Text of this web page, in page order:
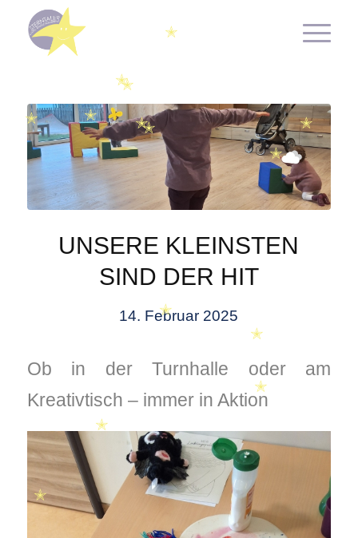
UNSERE KLEINSTEN
SIND DER HIT
14. Februar 2025
Ob in der Turnhalle oder am
Kreativtisch – immer in Aktion
✭
✭
✭
✭
✭
✭
✭
✭
✭
✭
✭